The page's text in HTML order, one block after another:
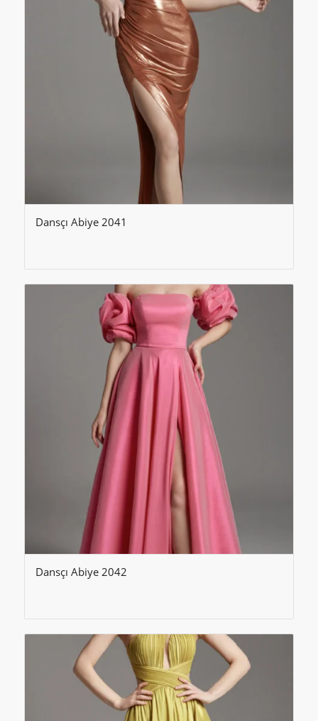
Dansçı Abiye 2041
Dansçı Abiye 2042